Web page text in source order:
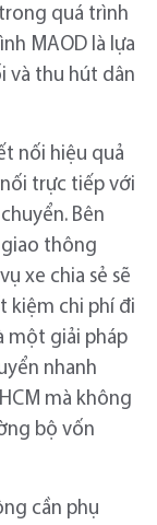
quá trình
MAOD là lựa
và thu hút dân
nối hiệu quả
nối trực tiếp với
Bên
thông
xe chia sẻ sẽ
kiệm chi phí đi
một giải pháp
nhanh
mà không
bộ vốn
cần phụ